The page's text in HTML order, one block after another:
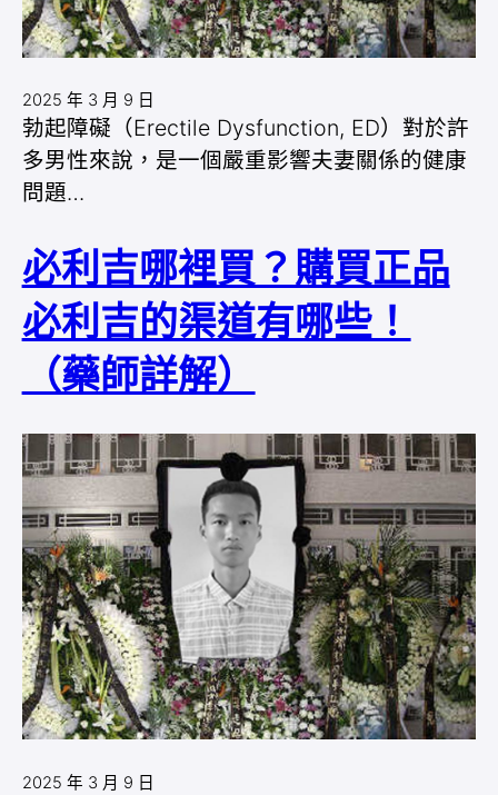
2025 年 3 月 9 日
勃起障礙（Erectile Dysfunction, ED）對於許
多男性來說，是一個嚴重影響夫妻關係的健康
問題…
必利吉哪裡買？購買正品
必利吉的渠道有哪些！
（藥師詳解）
2025 年 3 月 9 日